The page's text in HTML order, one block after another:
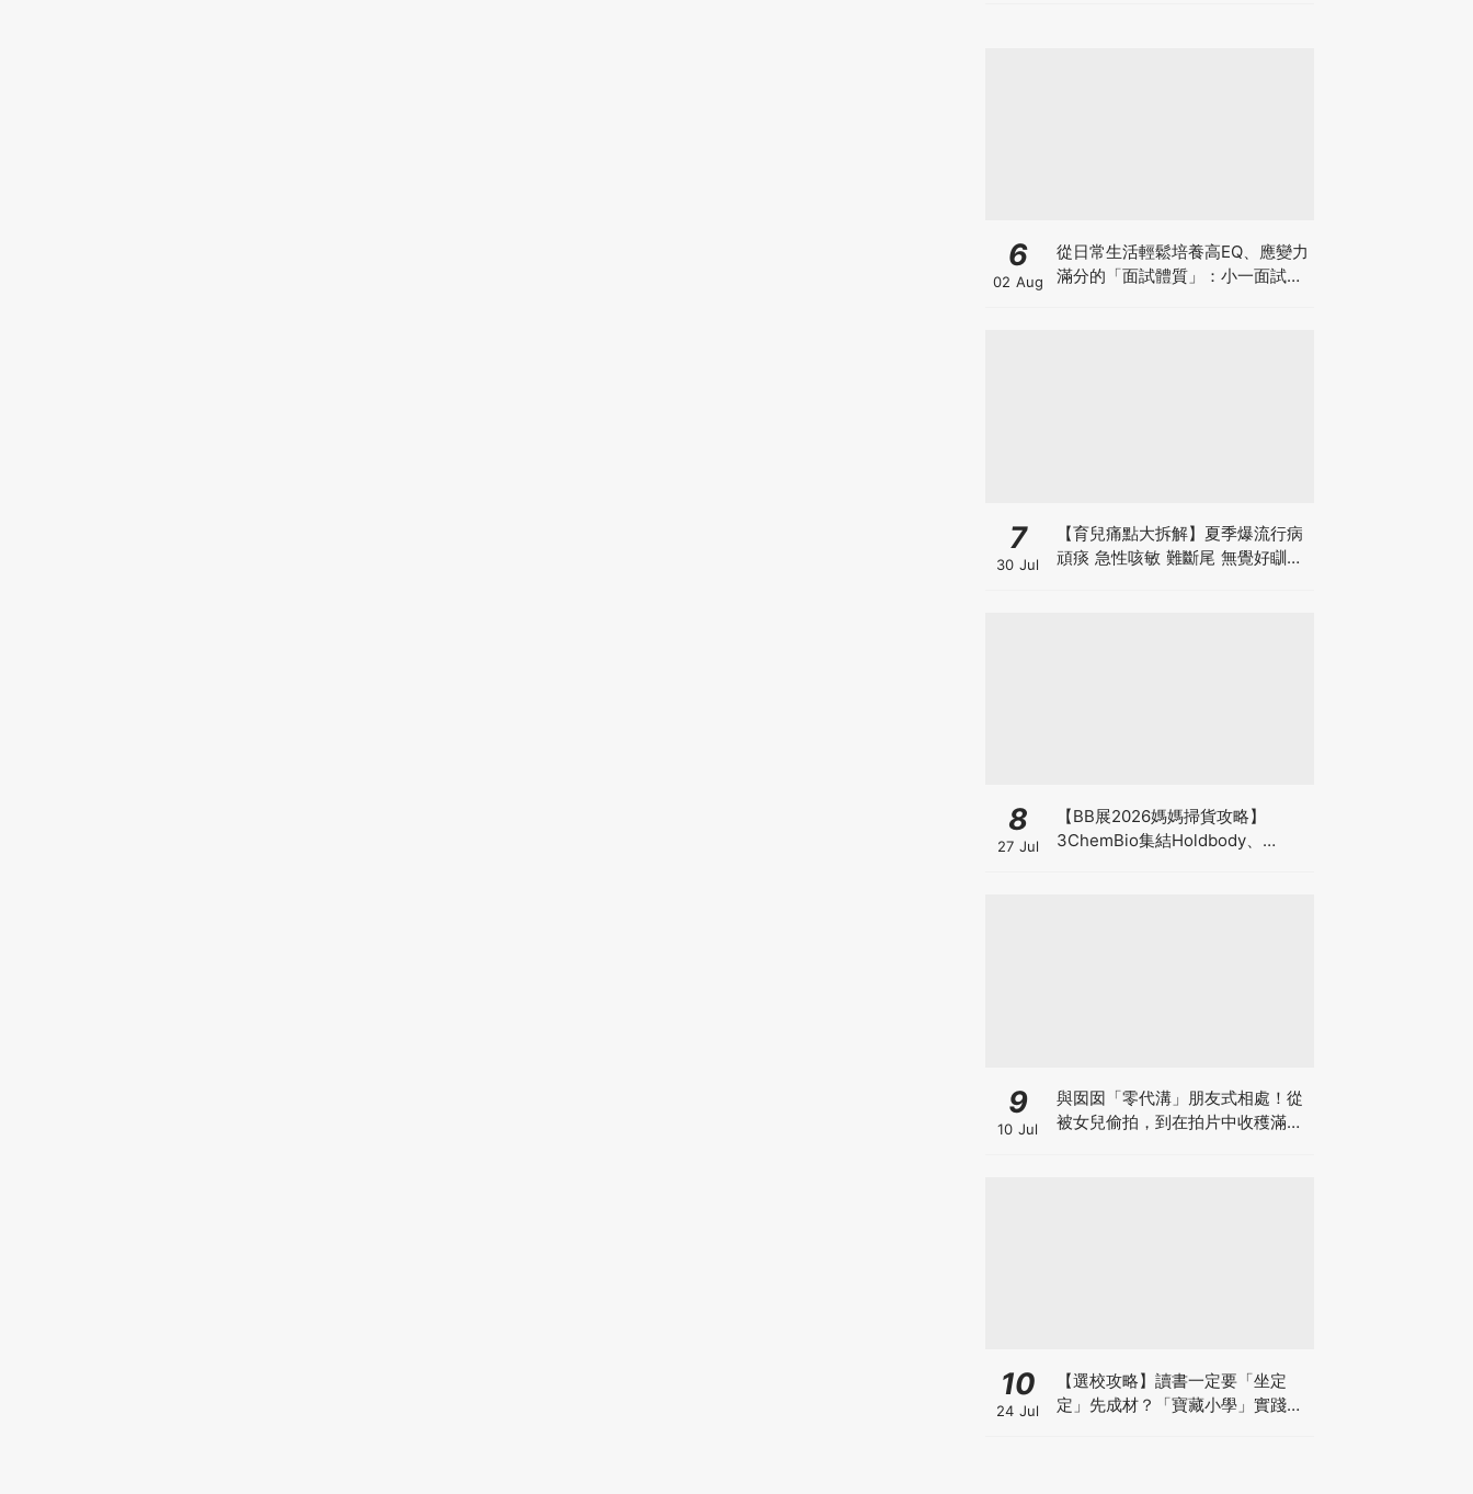
6
02 Aug
從日常生活輕鬆培養高EQ、應變力
滿分的「面試體質」：小一面試最
7
30 Jul
【育兒痛點大拆解】夏季爆流行病
頑痰 急性咳敏 難斷尾 無覺好瞓？
8
27 Jul
【BB展2026媽媽掃貨攻略】
3ChemBio集結Holdbody、
9
10 Jul
與囡囡「零代溝」朋友式相處！從
被女兒偷拍，到在拍片中收穫滿足
10
24 Jul
【選校攻略】讀書一定要「坐定
定」先成材？「寶藏小學」實踐動